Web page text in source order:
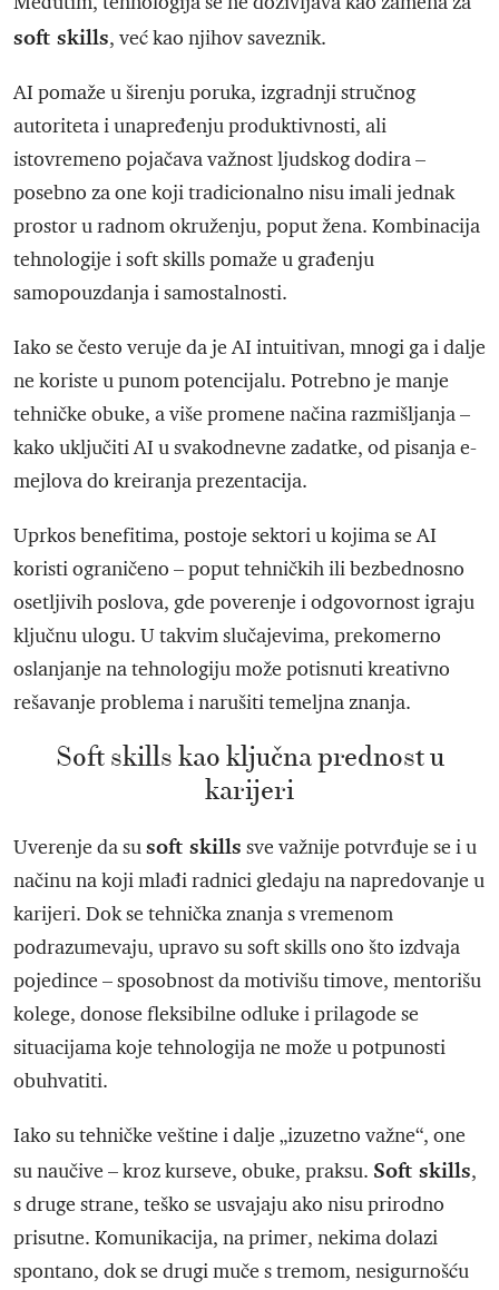
soft skills, već kao njihov saveznik.
AI pomaže u širenju poruka, izgradnji stručnog
autoriteta i unapređenju produktivnosti, ali
istovremeno pojačava važnost ljudskog dodira –
posebno za one koji tradicionalno nisu imali jednak
prostor u radnom okruženju, poput žena. Kombinacija
tehnologije i soft skills pomaže u građenju
samopouzdanja i samostalnosti.
Iako se često veruje da je AI intuitivan, mnogi ga i dalje
ne koriste u punom potencijalu. Potrebno je manje
tehničke obuke, a više promene načina razmišljanja –
kako uključiti AI u svakodnevne zadatke, od pisanja e-
mejlova do kreiranja prezentacija.
Uprkos benefitima, postoje sektori u kojima se AI
koristi ograničeno – poput tehničkih ili bezbednosno
osetljivih poslova, gde poverenje i odgovornost igraju
ključnu ulogu. U takvim slučajevima, prekomerno
oslanjanje na tehnologiju može potisnuti kreativno
rešavanje problema i narušiti temeljna znanja.
Soft skills kao ključna prednost u
karijeri
Uverenje da susoft skills sve važnije potvrđuje se i u
načinu na koji mlađi radnici gledaju na napredovanje u
karijeri. Dok se tehnička znanja s vremenom
podrazumevaju, upravo su soft skills ono što izdvaja
pojedince – sposobnost da motivišu timove, mentorišu
kolege, donose fleksibilne odluke i prilagode se
situacijama koje tehnologija ne može u potpunosti
obuhvatiti.
Iako su tehničke veštine i dalje „izuzetno važne“, one
su naučive – kroz kurseve, obuke, praksu. Soft skills,
s druge strane, teško se usvajaju ako nisu prirodno
prisutne. Komunikacija, na primer, nekima dolazi
spontano, dok se drugi muče s tremom, nesigurnošću